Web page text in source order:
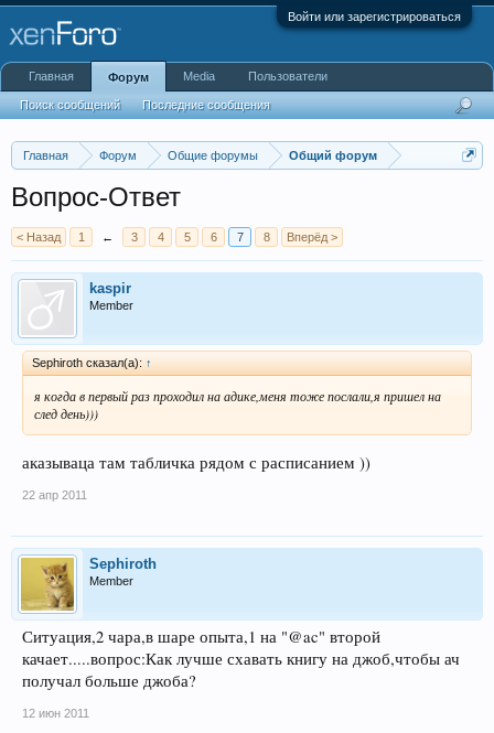
Войти или зарегистрироваться
Главная Форум Общие форумы Общий форум
Вопрос-Ответ
< Назад 1 ← 3 4 5 6 7 8 Вперёд >
kaspir
Member
Sephiroth сказал(а): ↑
я когда в первый раз проходил на адике,меня тоже послали,я пришел на
след день)))
аказываца там табличка рядом с расписанием ))
22 апр 2011
Sephiroth
Member
Ситуация,2 чара,в шаре опыта,1 на "@ac" второй
качает.....вопрос:Как лучше схавать книгу на джоб,чтобы ач
получал больше джоба?
12 июн 2011
Главная Форум
Поиск сообщений Последние сообщения
Media Пользователи